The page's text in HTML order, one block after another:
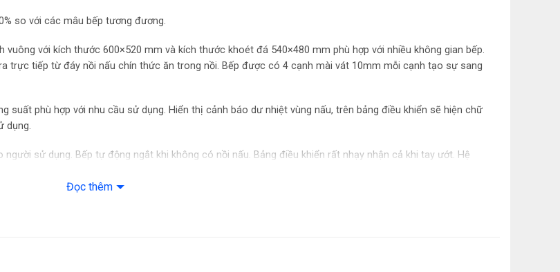
so với các mâu bếp tương đương.
với kích thước 600×520 mm và kích thước khoét đá 540×480 mm phù hợp với nhiều không gian bếp.
trực tiếp từ đáy nồi nấu chín thức ăn trong nồi. Bếp được có 4 cạnh mài vát 10mm mỗi cạnh tạo sự sang
phù hợp với nhu cầu sử dụng. Hiển thị cảnh báo dư nhiệt vùng nấu, trên bảng điều khiển sẽ hiện chữ
dụng.
sử dụng. Bếp tự động ngắt khi không có nồi nấu. Bảng điều khiển rất nhạy nhận cả khi tay ướt. Hệ
Đọc thêm